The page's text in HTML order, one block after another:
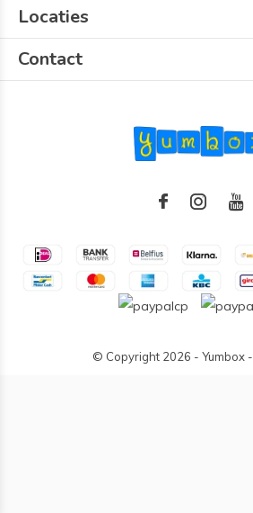
Locaties
Contact
© Copyright 2026 - Yumbox -